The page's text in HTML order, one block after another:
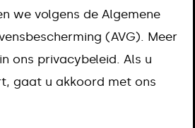
melden
houden
we volgens de Algemene
(AVG). Meer
ons privacybeleid. Als u
gaat u akkoord met ons